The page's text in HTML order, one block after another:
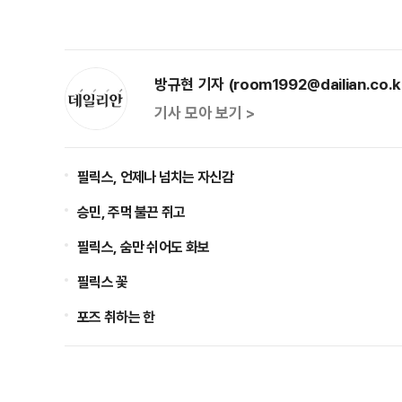
방규현 기자
기사 모아 보기 >
필릭스, 언제나 넘치는 자신감
승민, 주먹 불끈 쥐고
필릭스, 숨만 쉬어도 화보
필릭스 꽃
포즈 취하는 한